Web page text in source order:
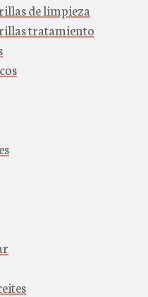
de limpieza
tratamiento